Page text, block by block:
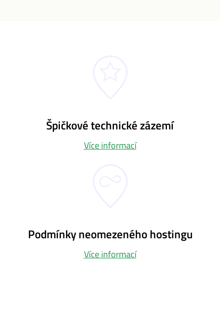
Špičkové technické zázemí
Více informací
Podmínky neomezeného hostingu
Více informací